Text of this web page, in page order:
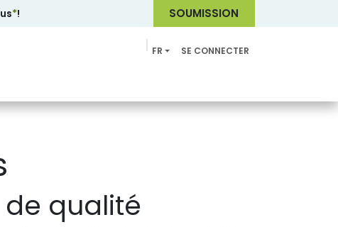
*! SOUMISSION
FR SE CONNECTER
qualité